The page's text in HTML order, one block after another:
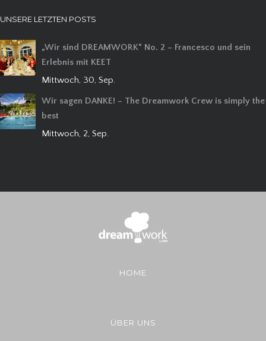
UNSERE LETZTEN POSTS
„Wir sind DREAMWORK“ No. 2 – Francesco und sein
Erlebnis mit KEET
Mittwoch, 30, Sep.
Wir sagen DANKE! – The Dreamwork Crew is simply the
best
Mittwoch, 2, Sep.
HOME
ÜBER UNS